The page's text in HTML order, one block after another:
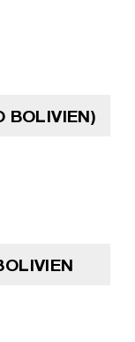
BOLIVIEN)